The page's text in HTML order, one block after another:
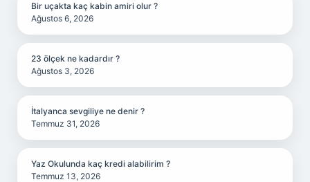
Bir uçakta kaç kabin amiri olur ?
Ağustos 6, 2026
23 ölçek ne kadardır ?
Ağustos 3, 2026
İtalyanca sevgiliye ne denir ?
Temmuz 31, 2026
Yaz Okulunda kaç kredi alabilirim ?
Temmuz 13, 2026